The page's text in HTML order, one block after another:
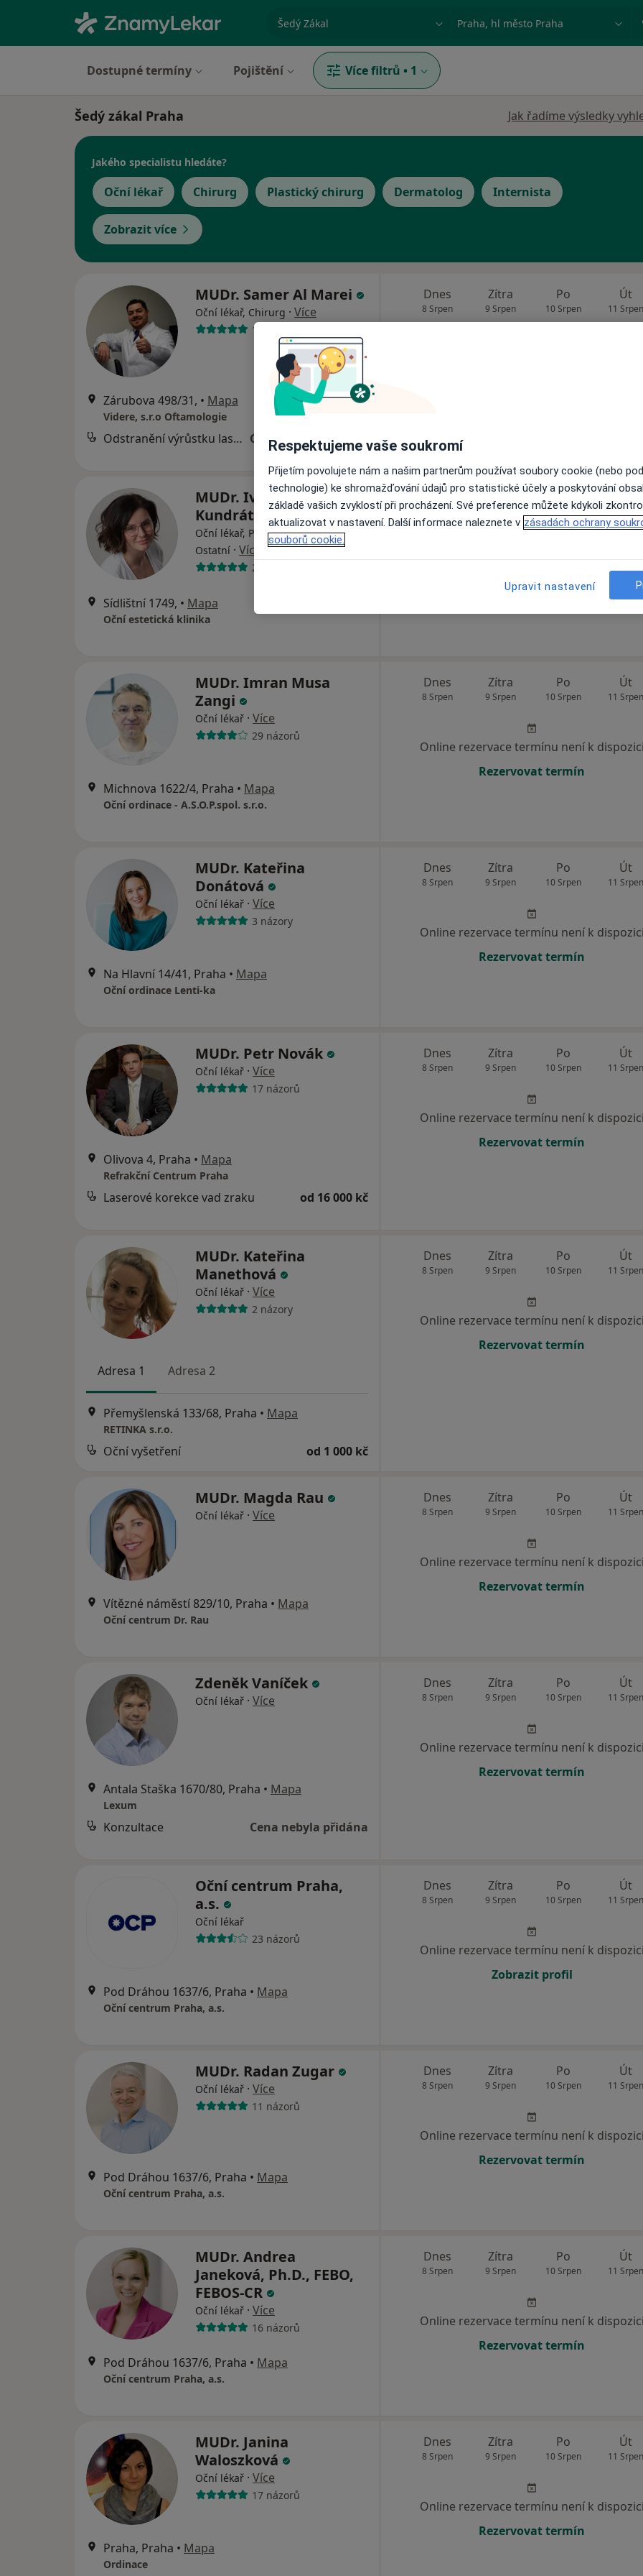
specializace, nemoc nebo příjmení Město nebo region
Dostupné termíny Pojištění Více filtrů • 1
Šedý zákal Praha Jak řadíme výsledky
Jakého specialistu hledáte?
Oční lékař Chirurg Plastický chirurg Dermatolog Internista
Zobrazit více
MUDr. Samer Al Marei
Oční lékař, Chirurg · Více
14 názorů
Zárubova 498/31, • Mapa
Videre, s.r.o Oftamologie
Odstranění výrůstku laserem/excize Cena nebyla přidána
Dnes
8 Srpen
Zítra
9 Srpen
Po
10 Srpen
Út
11 Srpen
MUDr. Ivana
Kundrátová
Oční lékař, Plastický chirurg,
Ostatní · Více
2 názory
Sídlištní 1749, • Mapa
Oční estetická klinika
Dnes
8 Srpen
Zítra
9 Srpen
Po
10 Srpen
Út
11
Rezervovat termín
MUDr. Imran Musa
Zangi
Oční lékař · Více
29 názorů
Michnova 1622/4, Praha • Mapa
Oční ordinace - A.S.O.P.spol. s.r.o.
Dnes
8 Srpen
Zítra
9 Srpen
Po
10 Srpen
Út
11 Srpen
Online rezervace termínu není k dispozici
Rezervovat termín
MUDr. Kateřina
Donátová
Oční lékař · Více
3 názory
Na Hlavní 14/41, Praha • Mapa
Oční ordinace Lenti-ka
Dnes
8 Srpen
Zítra
9 Srpen
Po
10 Srpen
Út
11 Srpen
Online rezervace termínu není k dispozici
Rezervovat termín
MUDr. Petr Novák
Oční lékař · Více
17 názorů
Olivova 4, Praha • Mapa
Refrakční Centrum Praha
Laserové korekce vad zraku od 16 000 kč
Dnes
8 Srpen
Zítra
9 Srpen
Po
10 Srpen
Út
11 Srpen
Online rezervace termínu není k dispozici
Rezervovat termín
MUDr. Kateřina
Manethová
Oční lékař · Více
2 názory
Adresa 1 Adresa 2
Přemyšlenská 133/68, Praha • Mapa
RETINKA s.r.o.
Oční vyšetření od 1 000 kč
Dnes
8 Srpen
Zítra
9 Srpen
Po
10 Srpen
Út
11 Srpen
Online rezervace termínu není k dispozici
Rezervovat termín
MUDr. Magda Rau
Oční lékař · Více
Vítězné náměstí 829/10, Praha • Mapa
Oční centrum Dr. Rau
Dnes
8 Srpen
Zítra
9 Srpen
Po
10 Srpen
Út
11 Srpen
Online rezervace termínu není k dispozici
Rezervovat termín
Zdeněk Vaníček
Oční lékař · Více
Antala Staška 1670/80, Praha • Mapa
Lexum
Konzultace Cena nebyla přidána
Dnes
8 Srpen
Zítra
9 Srpen
Po
10 Srpen
Út
11 Srpen
Online rezervace termínu není k dispozici
Rezervovat termín
Oční centrum Praha,
a.s.
Oční lékař
23 názorů
Pod Dráhou 1637/6, Praha • Mapa
Oční centrum Praha, a.s.
Dnes
8 Srpen
Zítra
9 Srpen
Po
10 Srpen
Út
11 Srpen
Online rezervace termínu není k dispozici
Zobrazit profil
MUDr. Radan Zugar
Oční lékař · Více
11 názorů
Pod Dráhou 1637/6, Praha • Mapa
Oční centrum Praha, a.s.
Dnes
8 Srpen
Zítra
9 Srpen
Po
10 Srpen
Út
11 Srpen
Online rezervace termínu není k dispozici
Rezervovat termín
MUDr. Andrea
Janeková, Ph.D., FEBO,
FEBOS-CR
Oční lékař · Více
16 názorů
Pod Dráhou 1637/6, Praha • Mapa
Oční centrum Praha, a.s.
Dnes
8 Srpen
Zítra
9 Srpen
Po
10 Srpen
Út
11 Srpen
Online rezervace termínu není k dispozici
Rezervovat termín
MUDr. Janina
Waloszková
Oční lékař · Více
17 názorů
Praha, Praha • Mapa
Ordinace
Dnes
8 Srpen
Zítra
9 Srpen
Po
10 Srpen
Út
11 Srpen
Online rezervace termínu není k dispozici
Rezervovat termín
Respektujeme vaše soukromí
Přijetím povolujete nám a našim partnerům používat soubory cookie (nebo
technologie) ke shromažďování údajů pro statistické účely a poskytování
základě vašich zvyklostí při procházení. Své preference můžete kdykoli
aktualizovat v nastavení. Další informace naleznete v zásadách ochrany
souborů cookie.
Upravit nastavení